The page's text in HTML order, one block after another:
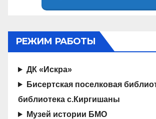
РЕЖИМ РАБОТЫ
ДК «Искра»
Бисертская поселковая
библиотека с.Киргишаны
Музей истории БМО